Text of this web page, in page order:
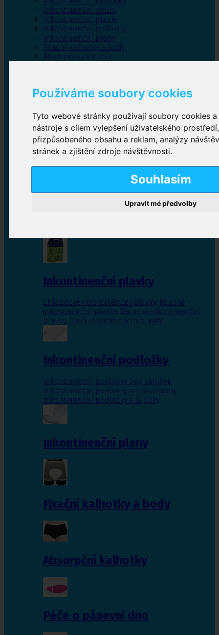
Používáme soubory cookies
Tyto webové stránky používají soubory cookies
nástroje s cílem vylepšení uživatelského
přizpůsobeného obsahu a reklam, analýzy
stránek a zjištění zdroje návštěvnosti.
Souhlasím
Upravit mé předvolby
Inkontinenční vložky
Inkontinenční plavky
Inkontinenční podložky
Inkontinenční pleny
Fixační kalhotky a body
Absorpční kalhotky
Inkontinenční kalhotky
Plenkové kalhotky navlékací,Plenkové kalhotky
zalepovací,Inkontinenční kalhotky dámské
Inkontinenční vložky
Inkontinenční plavky
Chlapecké inkontinenční plavky, Pánské
inkontinenční plavky, Dámské inkontinenční
plavky, Dívčí inkontinenční plavky
Inkontinenční podložky
Inkontinenční podložky bez záložek,
Inkontinenční podložky se záložkami,
Inkontinenční podložky s lepítky
Inkontinenční pleny
Fixační kalhotky a body
Absorpční kalhotky
Péče o pánevní dno